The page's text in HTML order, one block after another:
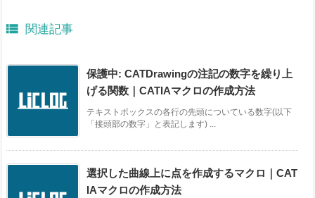
 関連記事
保護中: CATDrawingの注記の数字を繰り上
げる関数｜CATIAマクロの作成方法
テキストボックスの各行の先頭についている数字(以下
「接頭部の数字」と表記します) ...
選択した曲線上に点を作成するマクロ｜CAT
IAマクロの作成方法